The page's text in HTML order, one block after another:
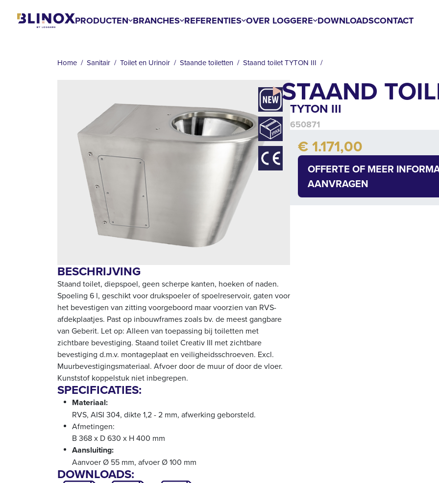
PRODUCTEN BRANCHES REFERENTIES OVER LOGGERE DOWNLOADSCONTACT
Home Sanitair Toilet en Urinoir Staande toiletten Staand toilet TYTON III
BESCHRIJVING
Staand toilet, diepspoel, geen scherpe kanten, hoeken of naden.
Spoeling 6 l, geschikt voor drukspoeler of spoelreservoir, gaten voor
het bevestigen van zitting voorgeboord maar voorzien van RVS-
afdekplaatjes. Past op inbouwframes zoals bv. de meest gangbare
van Geberit. Let op: Alleen van toepassing bij toiletten met
zichtbare bevestiging. Staand toilet Creativ III met zichtbare
bevestiging d.m.v. montageplaat en veiligheidsschroeven. Excl.
Muurbevestigingsmateriaal. Afvoer door de muur of door de vloer.
Kunststof koppelstuk niet inbegrepen.
SPECIFICATIES:
Materiaal:
RVS, AISI 304, dikte 1,2 - 2 mm, afwerking geborsteld.
Afmetingen:
B 368 x D 630 x H 400 mm
Aansluiting:
Aanvoer Ø 55 mm, afvoer Ø 100 mm
DOWNLOADS:
STAAND
TYTON III
650871
Quantity
€ 1.171,00
OFFERTE OF MEER
AANVRAGEN